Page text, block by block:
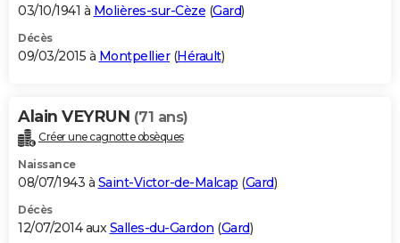
03/10/1941 à Molières-sur-Cèze (Gard)
Décès
09/03/2015 à Montpellier(Hérault)
Alain VEYRUN (71 ans)
Créer une cagnotte obsèques
Naissance
08/07/1943 à Saint-Victor-de-Malcap (Gard)
Décès
12/07/2014 auxSalles-du-Gardon (Gard)